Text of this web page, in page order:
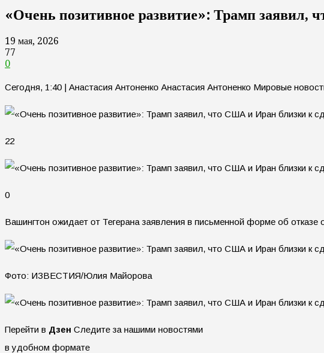
«Очень позитивное развитие»: Трамп заявил,
19 мая, 2026
77
0
Сегодня, 1:40 | Анастасия Антоненко Анастасия Антоненко Мировые
22
0
Вашингтон ожидает от Тегерана заявления в письменной форме об отказе
Фото: ИЗВЕСТИЯ/Юлия Майорова
Перейти в Дзен Следите за нашими новостями
в удобном формате